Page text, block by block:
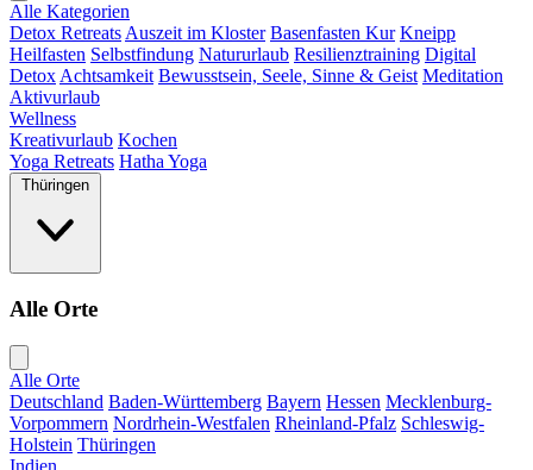
Alle Kategorien
Detox Retreats Auszeit im Kloster Basenfasten Kur Kneipp
Heilfasten Selbstfindung Natururlaub Resilienztraining Digital
Detox Achtsamkeit Bewusstsein, Seele, Sinne & Geist Meditation
Aktivurlaub
Wellness
Kreativurlaub Kochen
Yoga Retreats Hatha Yoga
Thüringen
Alle Orte
Alle Orte
Deutschland Baden-Württemberg Bayern Hessen Mecklenburg-
Vorpommern Nordrhein-Westfalen Rheinland-Pfalz Schleswig-
Holstein Thüringen
Indien